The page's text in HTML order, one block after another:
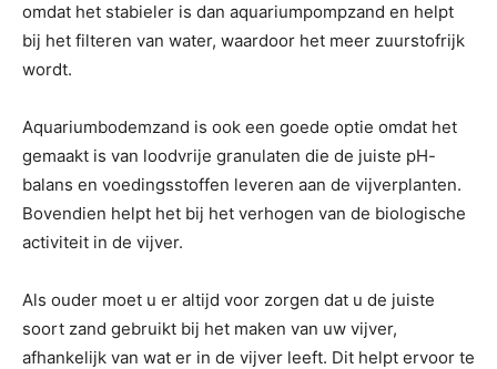
omdat het stabieler is dan aquariumpompzand en helpt
bij het filteren van water, waardoor het meer zuurstofrijk
wordt.
Aquariumbodemzand is ook een goede optie omdat het
gemaakt is van loodvrije granulaten die de juiste pH-
balans en voedingsstoffen leveren aan de vijverplanten.
Bovendien helpt het bij het verhogen van de biologische
activiteit in de vijver.
Als ouder moet u er altijd voor zorgen dat u de juiste
soort zand gebruikt bij het maken van uw vijver,
afhankelijk van wat er in de vijver leeft. Dit helpt ervoor te